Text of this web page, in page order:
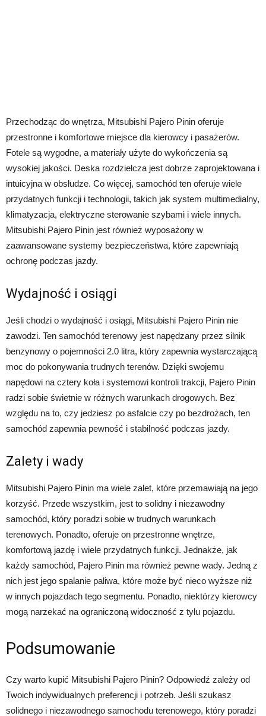
Przechodząc do wnętrza, Mitsubishi Pajero Pinin oferuje
przestronne i komfortowe miejsce dla kierowcy i pasażerów.
Fotele są wygodne, a materiały użyte do wykończenia są
wysokiej jakości. Deska rozdzielcza jest dobrze zaprojektowana i
intuicyjna w obsłudze. Co więcej, samochód ten oferuje wiele
przydatnych funkcji i technologii, takich jak system multimedialny,
klimatyzacja, elektryczne sterowanie szybami i wiele innych.
Mitsubishi Pajero Pinin jest również wyposażony w
zaawansowane systemy bezpieczeństwa, które zapewniają
ochronę podczas jazdy.
Wydajność i osiągi
Jeśli chodzi o wydajność i osiągi, Mitsubishi Pajero Pinin nie
zawodzi. Ten samochód terenowy jest napędzany przez silnik
benzynowy o pojemności 2.0 litra, który zapewnia wystarczającą
moc do pokonywania trudnych terenów. Dzięki swojemu
napędowi na cztery koła i systemowi kontroli trakcji, Pajero Pinin
radzi sobie świetnie w różnych warunkach drogowych. Bez
względu na to, czy jedziesz po asfalcie czy po bezdrożach, ten
samochód zapewnia pewność i stabilność podczas jazdy.
Zalety i wady
Mitsubishi Pajero Pinin ma wiele zalet, które przemawiają na jego
korzyść. Przede wszystkim, jest to solidny i niezawodny
samochód, który poradzi sobie w trudnych warunkach
terenowych. Ponadto, oferuje on przestronne wnętrze,
komfortową jazdę i wiele przydatnych funkcji. Jednakże, jak
każdy samochód, Pajero Pinin ma również pewne wady. Jedną z
nich jest jego spalanie paliwa, które może być nieco wyższe niż
w innych pojazdach tego segmentu. Ponadto, niektórzy kierowcy
mogą narzekać na ograniczoną widoczność z tyłu pojazdu.
Podsumowanie
Czy warto kupić Mitsubishi Pajero Pinin? Odpowiedź zależy od
Twoich indywidualnych preferencji i potrzeb. Jeśli szukasz
solidnego i niezawodnego samochodu terenowego, który poradzi